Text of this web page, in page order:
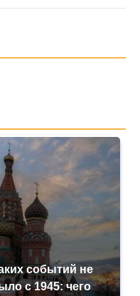
событий не
с 1945: чего